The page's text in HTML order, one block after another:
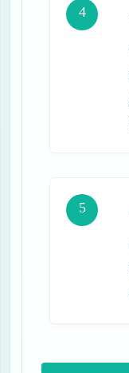
4
5